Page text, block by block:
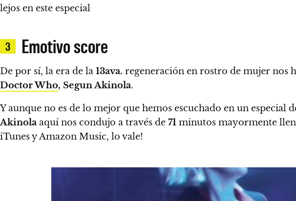
lejos en este especial
3 Emotivo score
De por sí, la era de la 13ava. regeneración en rostro de mujer nos
Doctor Who, Segun Akinola.
Y aunque no es de lo mejor que hemos escuchado en un especial
Akinola aquí nos condujo a través de 71 minutos mayormente
iTunes y Amazon Music, lo vale!